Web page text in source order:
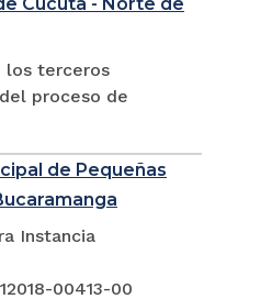
los terceros
proceso de
de Pequeñas
Instancia
00413-00